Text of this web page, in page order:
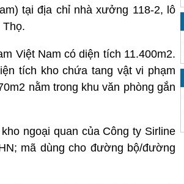
tại địa chỉ nhà xưởng 118-2, lô
Thọ.
Việt Nam có diện tích 11.400m2.
tích kho chứa tang vật vi phạm
nằm trong khu văn phòng gắn
ngoại quan của Công ty Sirline
mã dùng cho đường bộ/đường